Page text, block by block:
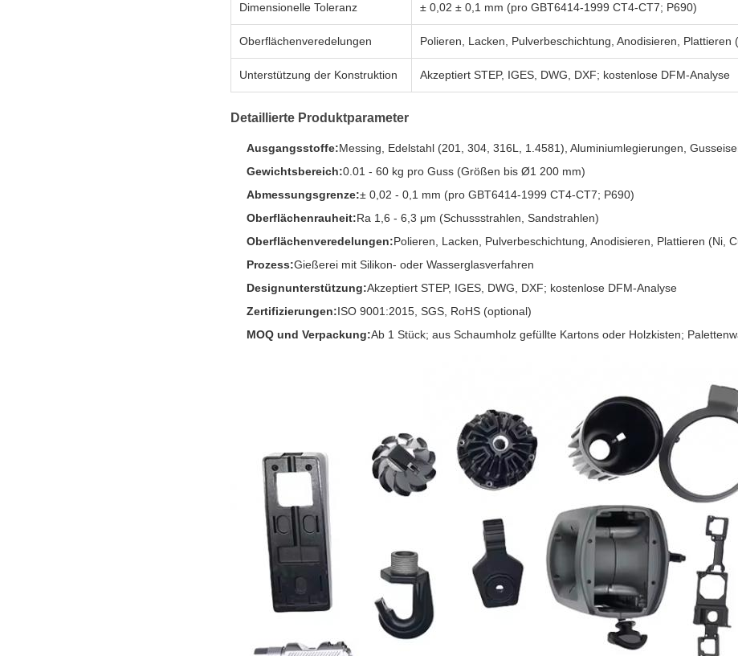
Dimensionelle Toleranz ± 0,02 ± 0,1 mm (pro GBT6414-1999 CT4-CT7; P690)
Oberflächenveredelungen Polieren, Lacken, Pulverbeschichtung, Anodisieren, Plattieren
Unterstützung der Konstruktion Akzeptiert STEP, IGES, DWG, DXF; kostenlose DFM-Analyse
Detaillierte Produktparameter
Ausgangsstoffe:Messing, Edelstahl (201, 304, 316L, 1.4581), Aluminiumlegierungen,
Gewichtsbereich:0.01 - 60 kg pro Guss (Größen bis Ø1 200 mm)
Abmessungsgrenze:± 0,02 - 0,1 mm (pro GBT6414-1999 CT4-CT7; P690)
Oberflächenrauheit:Ra 1,6 - 6,3 μm (Schussstrahlen, Sandstrahlen)
Oberflächenveredelungen:Polieren, Lacken, Pulverbeschichtung, Anodisieren, Plattieren (Ni,
Prozess:Gießerei mit Silikon- oder Wasserglasverfahren
Designunterstützung:Akzeptiert STEP, IGES, DWG, DXF; kostenlose DFM-Analyse
Zertifizierungen:ISO 9001:2015, SGS, RoHS (optional)
MOQ und Verpackung:Ab 1 Stück; aus Schaumholz gefüllte Kartons oder Holzkisten;